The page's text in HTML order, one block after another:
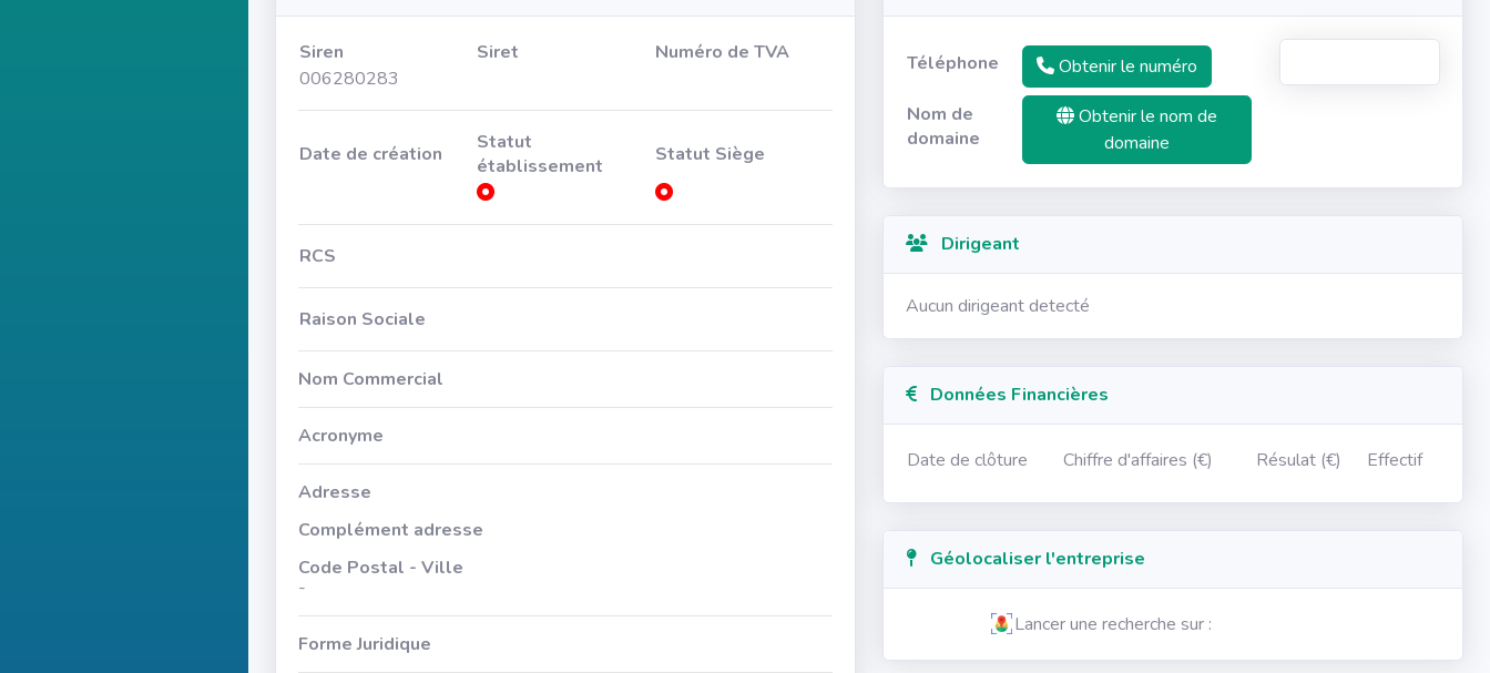
Siren Siret
Numéro de TVA
006280283
Date de création
Statut
établissement
Statut Siège
RCS
Raison Sociale
Nom Commercial
Acronyme
Adresse
Complément adresse
Code Postal - Ville
-
Forme Juridique
Téléphone
Obtenir le numéro
Nom de
domaine
Obtenir le nom de
domaine
Dirigeant
Aucun dirigeant detecté
Données Financières
Date de clôture Chiffre d'affaires (€) Résulat (€) Effectif
Géolocaliser l'entreprise
Lancer une recherche sur :